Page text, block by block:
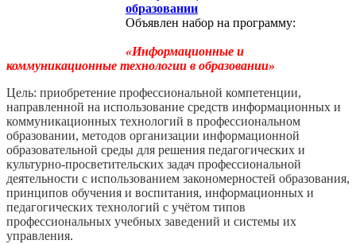
образовании
Объявлен набор на программу:
«Информационные и
коммуникационные технологии в образовании»
Цель: приобретение профессиональной компетенции,
направленной на использование средств информационных и
коммуникационных технологий в профессиональном
образовании, методов организации информационной
образовательной среды для решения педагогических и
культурно-­просветительских задач профессиональной
деятельности с использованием закономерностей образования,
принципов обучения и воспитания, информационных и
педагогических технологий с учётом типов
профессиональных учебных заведений и системы их
управления.